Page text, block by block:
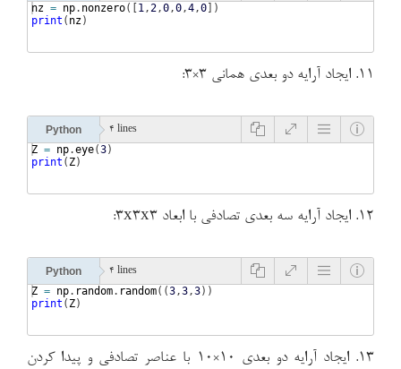
nz = np. nonzero([ 1,2,0,0,4,0 ])
print ( nz)
۱۱. ایجاد آرایه دو بعدی همانی ۳×۳:
Python 4 lines
Z = np.eye(3)
print ( Z)
۱۲. ایجاد آرایه سه بعدی تصادفی با ابعاد ۳x3x3:
Python 4 lines
Z = np. random. random((3 ,3 ,3))
print ( Z)
۱۳. ایجاد آرایه دو بعدی ۱۰×۱۰ با عناصر تصادفی و پیدا کردن